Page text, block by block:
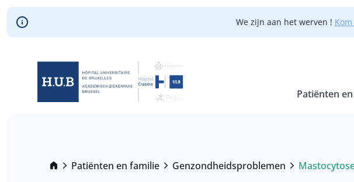
Skip to main content
We zijn aan het werven !
Patiënten
Breadcrumb
Patiënten en familie Genzondheidsproblemen
Current: